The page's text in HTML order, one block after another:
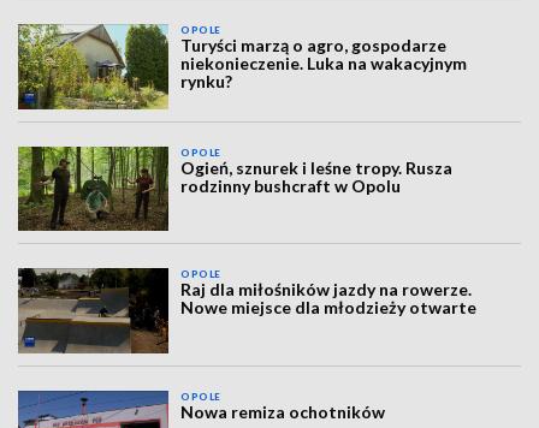
OPOLE
Turyści marzą o agro, gospodarze
niekonieczenie. Luka na wakacyjnym
rynku?
OPOLE
Ogień, sznurek i leśne tropy. Rusza
rodzinny bushcraft w Opolu
OPOLE
Raj dla miłośników jazdy na rowerze.
Nowe miejsce dla młodzieży otwarte
OPOLE
Nowa remiza ochotników